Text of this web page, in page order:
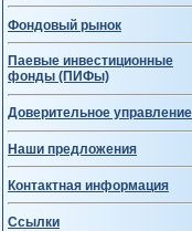
Фондовый рынок
Паевые инвестиционные
фонды (ПИФы)
Доверительное управление
Наши предложения
Контактная информация
Ссылки